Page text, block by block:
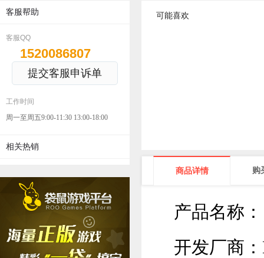
客服帮助
客服QQ
1520086807
提交客服申诉单
工作时间
周一至周五9:00-11:30 13:00-18:00
相关热销
可能喜欢
商品详情 购
产品名称
开发厂商